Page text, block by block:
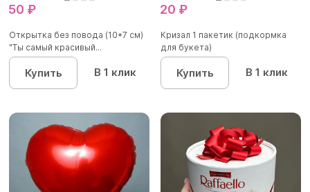
50 ₽
Открытка без повода (10*7 см)
"Ты самый красивый...
Купить В 1 клик
20 ₽
Кризал 1 пакетик (подкормка
для букета)
Купить В 1 клик